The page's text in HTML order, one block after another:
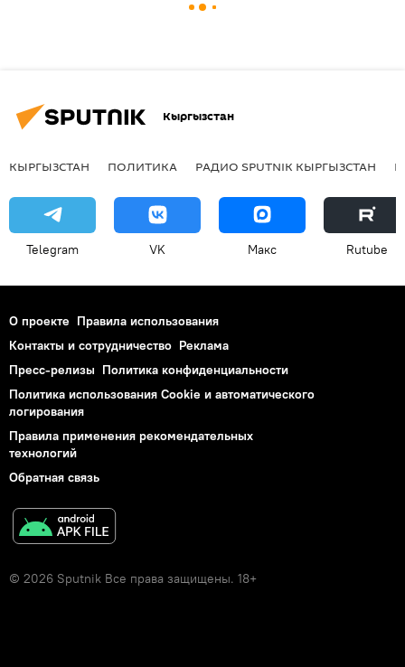
Кыргызстан
КЫРГЫЗСТАН ПОЛИТИКА РАДИО SPUTNIK КЫРГЫЗСТАН
Telegram VK Макс Rutube
О проекте Правила использования
Контакты и сотрудничество Реклама
Пресс-релизы Политика конфиденциальности
Политика использования Cookie и автоматического
логирования
Правила применения рекомендательных
технологий
Обратная связь
© 2026 Sputnik Все права защищены. 18+